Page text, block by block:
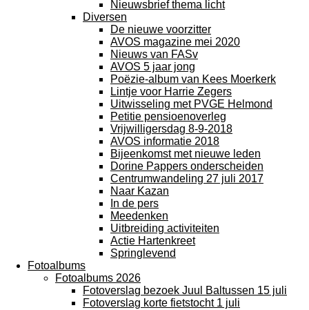
Nieuwsbrief thema licht
Diversen
De nieuwe voorzitter
AVOS magazine mei 2020
Nieuws van FASv
AVOS 5 jaar jong
Poëzie-album van Kees Moerkerk
Lintje voor Harrie Zegers
Uitwisseling met PVGE Helmond
Petitie pensioenoverleg
Vrijwilligersdag 8-9-2018
AVOS informatie 2018
Bijeenkomst met nieuwe leden
Dorine Pappers onderscheiden
Centrumwandeling 27 juli 2017
Naar Kazan
In de pers
Meedenken
Uitbreiding activiteiten
Actie Hartenkreet
Springlevend
Fotoalbums
Fotoalbums 2026
Fotoverslag bezoek Juul Baltussen 15 juli
Fotoverslag korte fietstocht 1 juli